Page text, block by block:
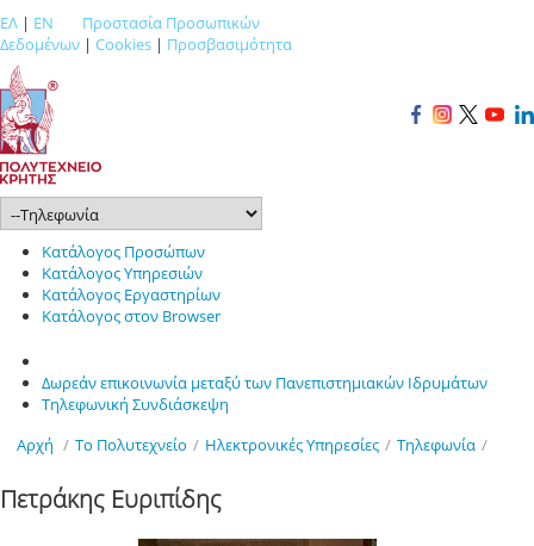
ΕΛ | EN
Προστασία Προσωπικών
Δεδομένων | Cookies | Προσβασιμότητα
Κατάλογος Προσώπων
Κατάλογος Υπηρεσιών
Κατάλογος Εργαστηρίων
Κατάλογος στον Browser
Δωρεάν επικοινωνία μεταξύ των Πανεπιστημιακών Ιδρυμάτων
Τηλεφωνική Συνδιάσκεψη
Αρχή / Το Πολυτεχνείο / Ηλεκτρονικές Υπηρεσίες / Τηλεφωνία /
Πετράκης Ευριπίδης